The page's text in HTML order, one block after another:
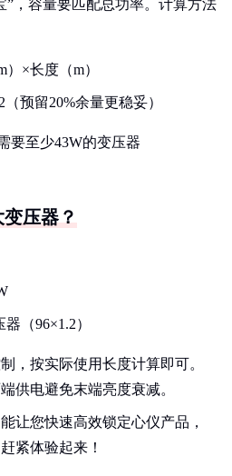
”，容量要匹配总功率。计算方法
×长度（m）
预留20%余量更稳妥）
要至少43W的变压器
压器？
（96×1.2）
，按实际使用长度计算即可。
供电避免末端亮度衰减。
让您快速高效锁定心仪产品，
紧体验起来！